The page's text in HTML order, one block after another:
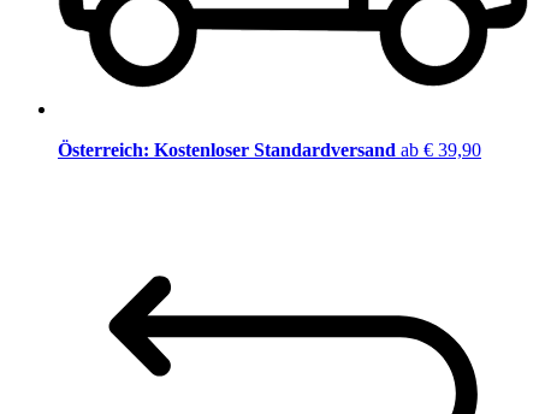
Österreich: Kostenloser Standardversand ab € 39,90